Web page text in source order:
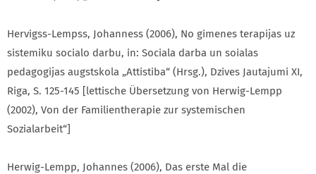
Hervigss-Lempss, Johanness (2006), No gimenes terapijas uz
sistemiku socialo darbu, in: Sociala darba un soialas
pedagogijas augstskola „Attistiba“ (Hrsg.), Dzives Jautajumi XI,
Riga, S. 125-145 [lettische Übersetzung von Herwig-Lempp
(2002), Von der Familientherapie zur systemischen
Sozialarbeit“]
Herwig-Lempp, Johannes (2006), Das erste Mal die